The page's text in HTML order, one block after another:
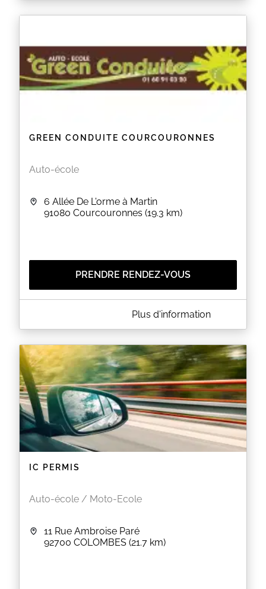
GREEN CONDUITE COURCOURONNES
Auto-école
6 Allée De L'orme à Martin
91080 Courcouronnes (19.3 km)
PRENDRE RENDEZ-VOUS
A PROPOS DE GREEN CONDUITE COURCOURONNES
Formation du code de la route et permis B
EN SAVOIR PLUS
Plus d'information
IC PERMIS
Auto-école / Moto-Ecole
11 Rue Ambroise Paré
92700 COLOMBES (21.7 km)